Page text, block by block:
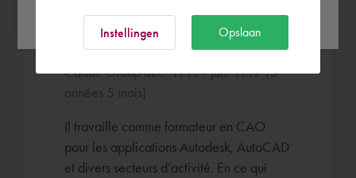
CAD trainer
Cadac Group dec. 1991 - jun. 1997 (5
années 5 mois)
Il travaille comme formateur en CAO
pour les applications Autodesk, AutoCAD
et divers secteurs d’activité. En ce qui
Instellingen Opslaan